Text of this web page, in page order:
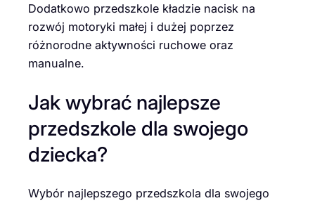
Dodatkowo przedszkole kładzie nacisk na
rozwój motoryki małej i dużej poprzez
różnorodne aktywności ruchowe oraz
manualne.
Jak wybrać najlepsze
przedszkole dla swojego
dziecka?
Wybór najlepszego przedszkola dla swojego